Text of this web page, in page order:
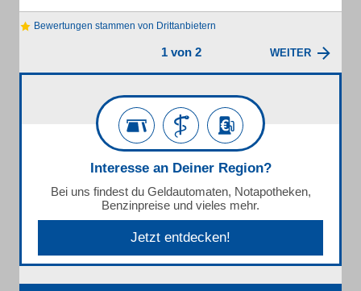
Bewertungen stammen von Drittanbietern
1 von 2 WEITER
Interesse an Deiner Region?
Bei uns findest du Geldautomaten, Notapotheken,
Benzinpreise und vieles mehr.
Jetzt entdecken!